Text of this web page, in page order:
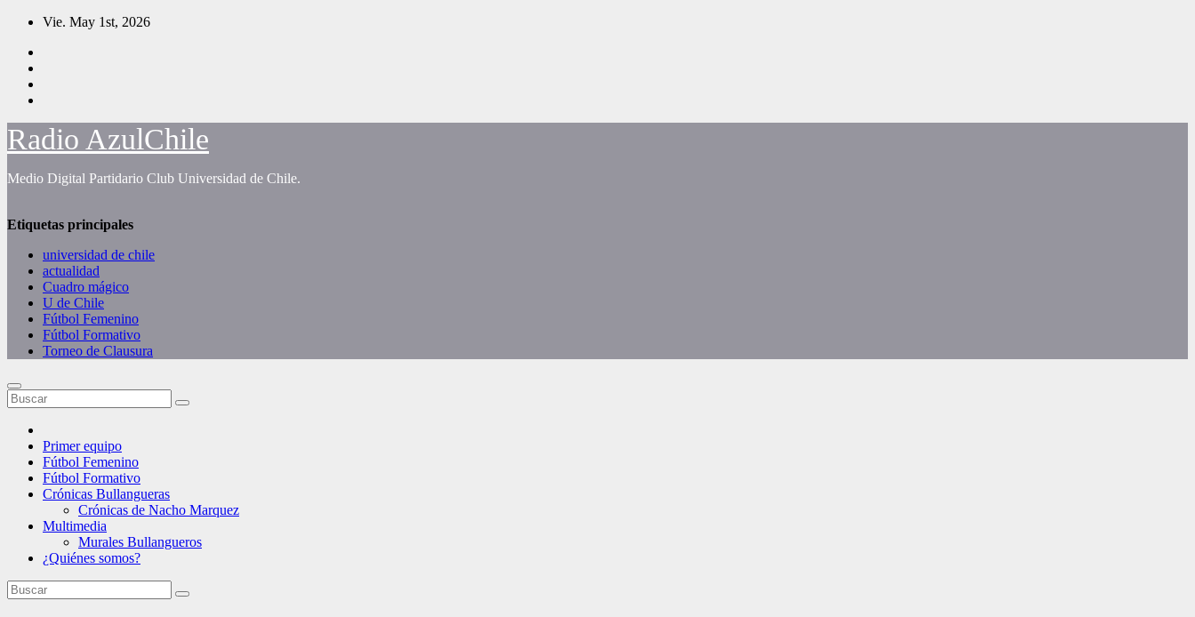
Saltar
contenido
Vie. May 1st, 2026
Radio AzulChile
Medio Digital Partidario Club Universidad de Chile.
Etiquetas principales
universidad de chile
actualidad
Cuadro mágico
U de Chile
Fútbol Femenino
Fútbol Formativo
Torneo de Clausura
Primer equipo
Fútbol Femenino
Fútbol Formativo
Crónicas Bullangueras
Crónicas de Nacho Marquez
Multimedia
Murales Bullangueros
¿Quiénes somos?